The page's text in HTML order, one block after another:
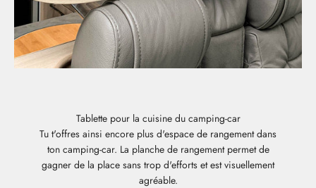
Tablette pour la cuisine du camping-car
Tu t'offres ainsi encore plus d'espace de rangement dans
ton camping-car. La planche de rangement permet de
gagner de la place sans trop d'efforts et est visuellement
agréable.